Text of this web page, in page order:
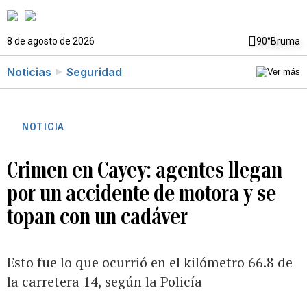
8 de agosto de 2026 90°Bruma
Noticias Seguridad
NOTICIA
Crimen en Cayey: agentes llegan
por un accidente de motora y se
topan con un cadáver
Esto fue lo que ocurrió en el kilómetro 66.8 de
la carretera 14, según la Policía